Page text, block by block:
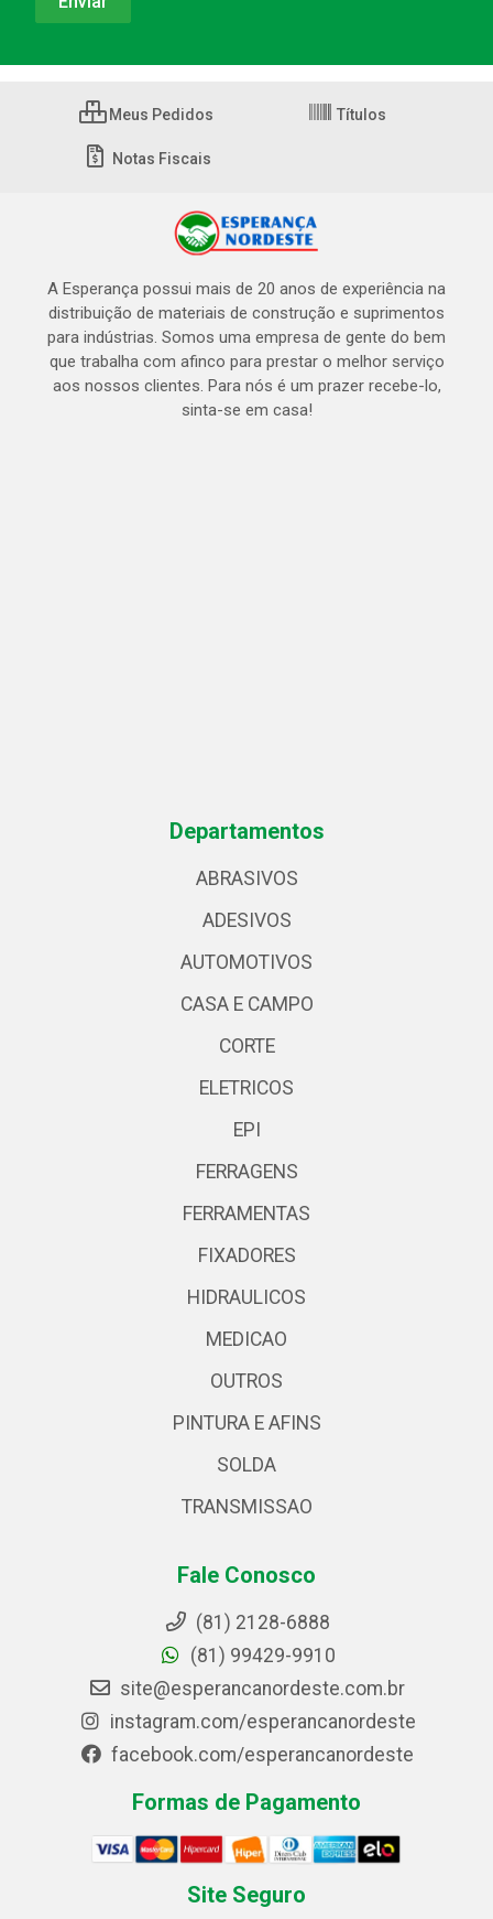
Meus Pedidos Títulos
Notas Fiscais
A Esperança possui mais de 20 anos de experiência na
distribuição de materiais de construção e suprimentos
para indústrias. Somos uma empresa de gente do bem
que trabalha com afinco para prestar o melhor serviço
aos nossos clientes. Para nós é um prazer recebe-lo,
sinta-se em casa!
Departamentos
ABRASIVOS
ADESIVOS
AUTOMOTIVOS
CASA E CAMPO
CORTE
ELETRICOS
EPI
FERRAGENS
FERRAMENTAS
FIXADORES
HIDRAULICOS
MEDICAO
OUTROS
PINTURA E AFINS
SOLDA
TRANSMISSAO
Fale Conosco
(81) 2128-6888
(81) 99429-9910
site@esperancanordeste.com.br
instagram.com/esperancanordeste
facebook.com/esperancanordeste
Formas de Pagamento
Site Seguro